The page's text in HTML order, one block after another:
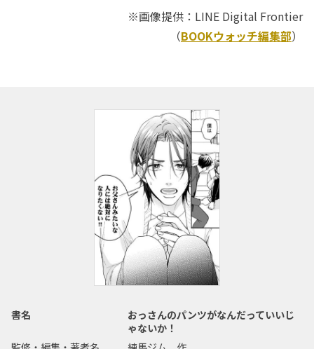
※画像提供：LINE Digital Frontier
（BOOKウォッチ編集部）
書名
おっさんのパンツがなんだっていいじ
ゃないか！